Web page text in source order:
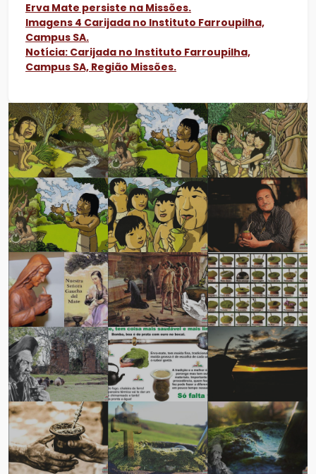
Erva Mate persiste na Missões.
Imagens 4 Carijada no Instituto Farroupilha,
Campus SA.
Notícia: Carijada no Instituto Farroupilha,
Campus SA, Região Missões.